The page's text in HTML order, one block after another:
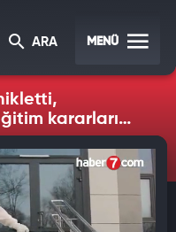
ARA MENÜ
kararları